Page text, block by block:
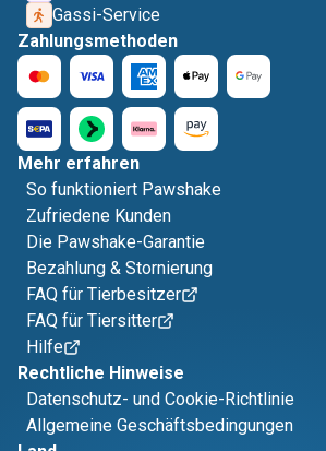
Gassi-Service
Zahlungsmethoden
Mehr erfahren
So funktioniert Pawshake
Zufriedene Kunden
Die Pawshake-Garantie
Bezahlung & Stornierung
FAQ für Tierbesitzer
FAQ für Tiersitter
Hilfe
Rechtliche Hinweise
Datenschutz- und Cookie-Richtlinie
Allgemeine Geschäftsbedingungen